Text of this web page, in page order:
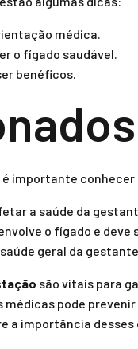
médica.
o fígado saudável.
benéficos.
importante
a saúde da
o fígado e deve
geral da
são vitais para
pode
a importância